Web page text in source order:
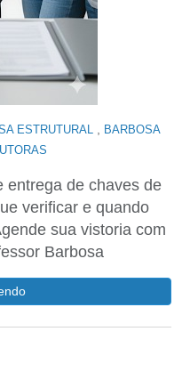
ESTRUTURAL
BARBOSA
entrega de chaves de
verificar e quando
sua vistoria com
Barbosa